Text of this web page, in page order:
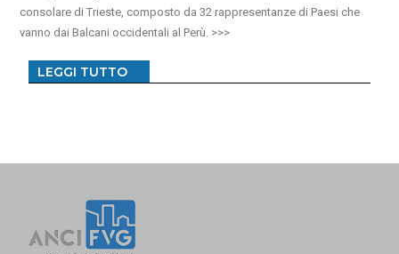
consolare di Trieste, composto da 32 rappresentanze di Paesi che
vanno dai Balcani occidentali al Perù.
LEGGI TUTTO